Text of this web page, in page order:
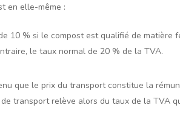
en elle-même :
10 % si le compost est qualifié de matière
le taux normal de 20 % de la TVA.
que le prix du transport constitue la
transport relève alors du taux de la TVA